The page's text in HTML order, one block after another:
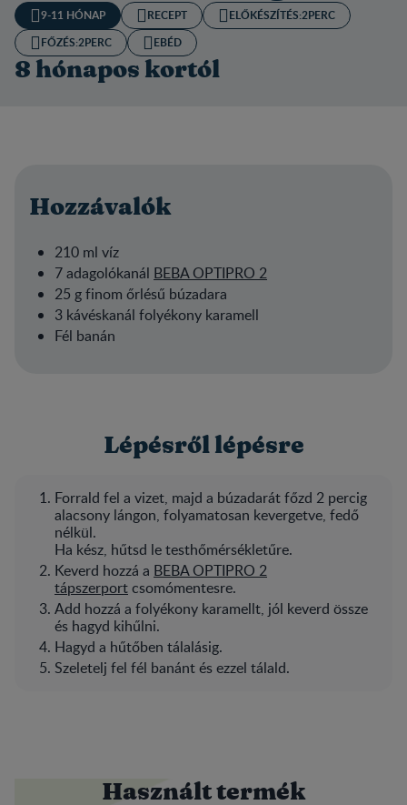
9-11 HÓNAP RECEPT ELŐKÉSZÍTÉS:​2PERC
FŐZÉS:2PERC EBÉD
8 hónapos kortól
Hozzávalók
210 ml víz
7 adagolókanál BEBA OPTIPRO 2
25 g finom őrlésű búzadara
3 kávéskanál folyékony karamell
Fél banán
Lépésről lépésre
Forrald fel a vizet, majd a búzadarát főzd 2 percig
alacsony lángon, folyamatosan kevergetve, fedő
nélkül.
Ha kész, hűtsd le testhőmérsékletűre.
Keverd hozzá a BEBA OPTIPRO 2
tápszerportcsomómentesre.
Add hozzá a folyékony karamellt, jól keverd össze
és hagyd kihűlni.
Hagyd a hűtőben tálalásig.
Szeletelj fel fél banánt és ezzel tálald.
Használt termék